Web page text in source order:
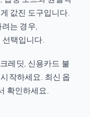
값진 도구입니다.
는 경우,
선택입니다.
레딧, 신용카드 불
작하세요. 최신 옵
확인하세요.